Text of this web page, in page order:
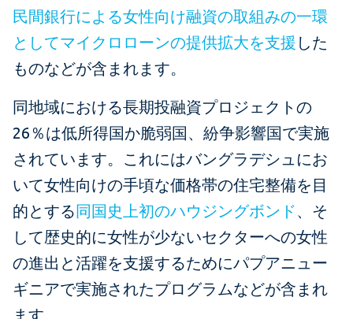
民間銀行による女性向け融資の取組みの一環
としてマイクロローンの提供拡大を支援 した
ものなどが含まれます。
同地域における長期投融資プロジェクトの
26％は低所得国か脆弱国、紛争影響国で実施
されています。これにはバングラデシュにお
いて女性向けの手頃な価格帯の住宅整備を目
的とする同国史上初のハウジングボンド、そ
して歴史的に女性が少ないセクターへの女性
の進出と活躍を支援するためにパプアニュー
ギニアで実施されたプログラムなどが含まれ
ます。